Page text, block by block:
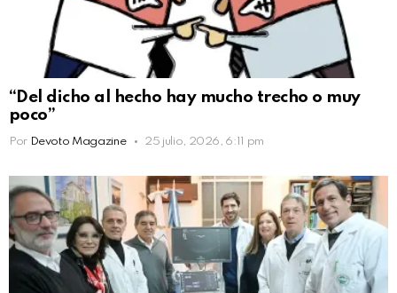
“Del dicho al hecho hay mucho trecho o muy
poco”
Por Devoto Magazine 25 julio, 2026, 6:11 pm